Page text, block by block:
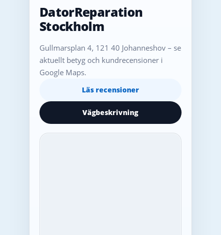
DatorReparation
Stockholm
Gullmarsplan 4, 121 40 Johanneshov – se
aktuellt betyg och kundrecensioner i
Google Maps.
Läs recensioner
Vägbeskrivning